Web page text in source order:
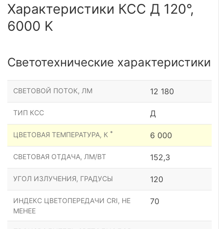
Характеристики КСС Д 120°,
6000 K
Светотехнические характеристики
СВЕТОВОЙ ПОТОК, ЛМ 12 180
ТИП КСС Д
ЦВЕТОВАЯ ТЕМПЕРАТУРА, К * 6 000
СВЕТОВАЯ ОТДАЧА, ЛМ/ВТ 152,3
УГОЛ ИЗЛУЧЕНИЯ, ГРАДУСЫ 120
ИНДЕКС ЦВЕТОПЕРЕДАЧИ CRI, НЕ
МЕНЕЕ
70